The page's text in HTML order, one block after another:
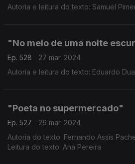
Autoria e leitura do texto: Samuel
"No meio de uma noite
Ep. 528
27 mar. 2024
Autoria e leitura do texto: Eduardo
"Poeta no supermercado"
Ep. 527
26 mar. 2024
Autoria do texto: Fernando Assis
Leitura do texto: Ana Pereira